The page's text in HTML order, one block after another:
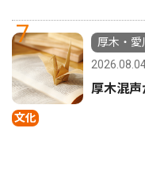
7
文化
厚木・愛
厚木混